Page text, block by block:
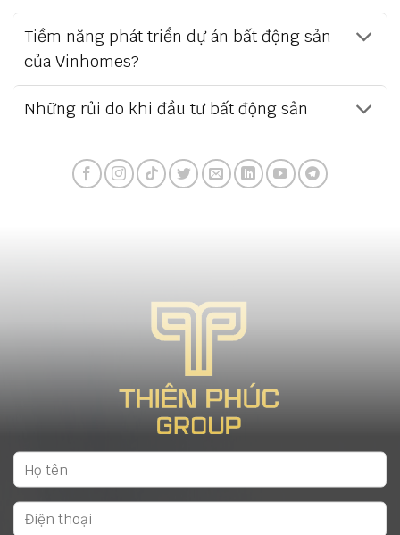
Tiềm năng phát triển dự án bất động sản
của Vinhomes?
Những rủi do khi đầu tư bất động sản